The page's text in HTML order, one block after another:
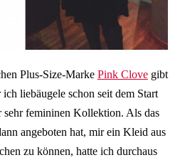
Plus-Size-Marke Pink Clovegibt
liebäugele schon seit dem Start
sehr femininen Kollektion. Als das
angeboten hat, mir ein Kleid aus
zu können, hatte ich durchaus